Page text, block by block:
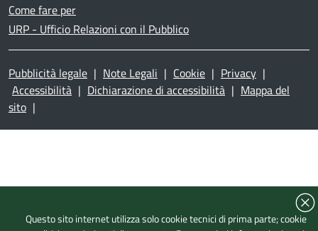
Come fare per
URP - Ufficio Relazioni con il Pubblico
Pubblicità legale | Note Legali | Cookie | Privacy |
Accessibilità | Dichiarazione di accessibilità | Mappa del
sito |
Questo sito internet utilizza solo cookie tecnici di prima parte; cookie